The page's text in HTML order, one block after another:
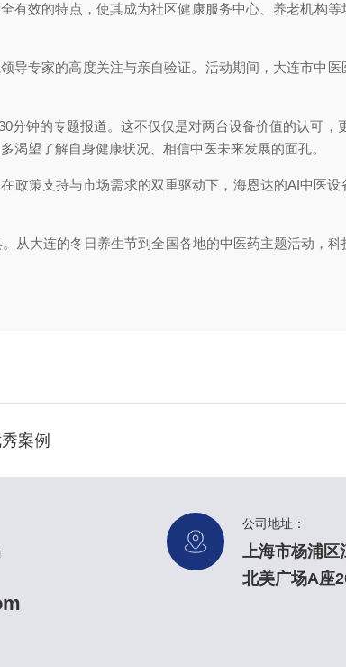
效的特点，使其成为社区健康服务中心、养老机构
专家的高度关注与亲自验证。活动期间，大连市中
钟的专题报道。这不仅仅是对两台设备价值的认可，
渴望了解自身健康状况、相信中医未来发展的面孔。
策支持与市场需求的双重驱动下，海恩达的AI中医设
从大连的冬日养生节到全国各地的中医药主题活动，
案例
公司地址：
上海市杨浦区
北美广场A座